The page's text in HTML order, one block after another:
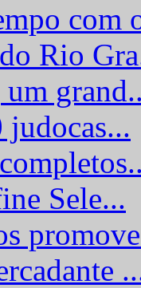
com
Rio
judocas...
Sele...